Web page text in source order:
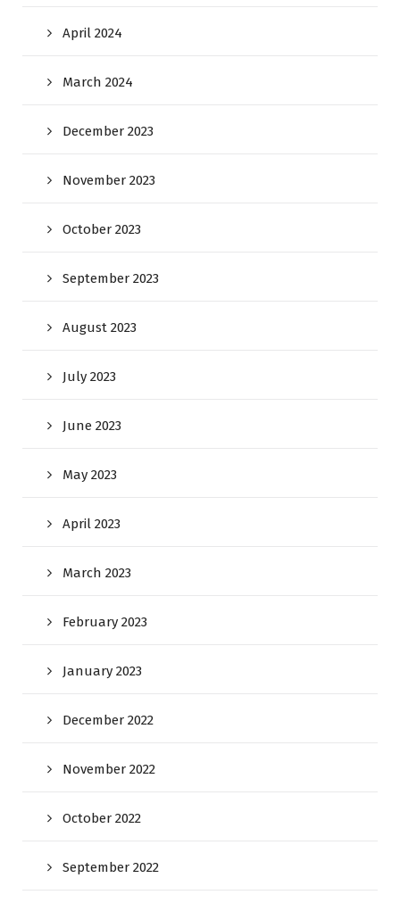
April 2024
March 2024
December 2023
November 2023
October 2023
September 2023
August 2023
July 2023
June 2023
May 2023
April 2023
March 2023
February 2023
January 2023
December 2022
November 2022
October 2022
September 2022